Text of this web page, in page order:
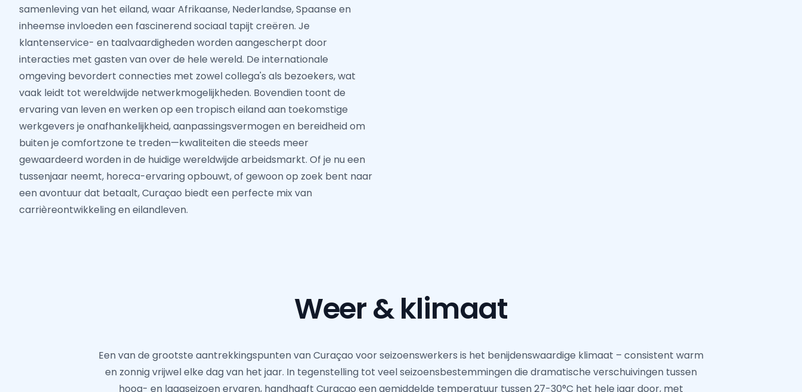
samenleving van het eiland, waar Afrikaanse, Nederlandse, Spaanse en
inheemse invloeden een fascinerend sociaal tapijt creëren. Je
klantenservice- en taalvaardigheden worden aangescherpt door
interacties met gasten van over de hele wereld. De internationale
omgeving bevordert connecties met zowel collega's als bezoekers, wat
vaak leidt tot wereldwijde netwerkmogelijkheden. Bovendien toont de
ervaring van leven en werken op een tropisch eiland aan toekomstige
werkgevers je onafhankelijkheid, aanpassingsvermogen en bereidheid om
buiten je comfortzone te treden—kwaliteiten die steeds meer
gewaardeerd worden in de huidige wereldwijde arbeidsmarkt. Of je nu een
tussenjaar neemt, horeca-ervaring opbouwt, of gewoon op zoek bent naar
een avontuur dat betaalt, Curaçao biedt een perfecte mix van
carrièreontwikkeling en eilandleven.
Weer & klimaat
Een van de grootste aantrekkingspunten van Curaçao voor seizoenswerkers is het benijdenswaardige klimaat – consistent warm
en zonnig vrijwel elke dag van het jaar. In tegenstelling tot veel seizoensbestemmingen die dramatische verschuivingen tussen
hoog- en laagseizoen ervaren, handhaaft Curaçao een gemiddelde temperatuur tussen 27-30°C het hele jaar door, met